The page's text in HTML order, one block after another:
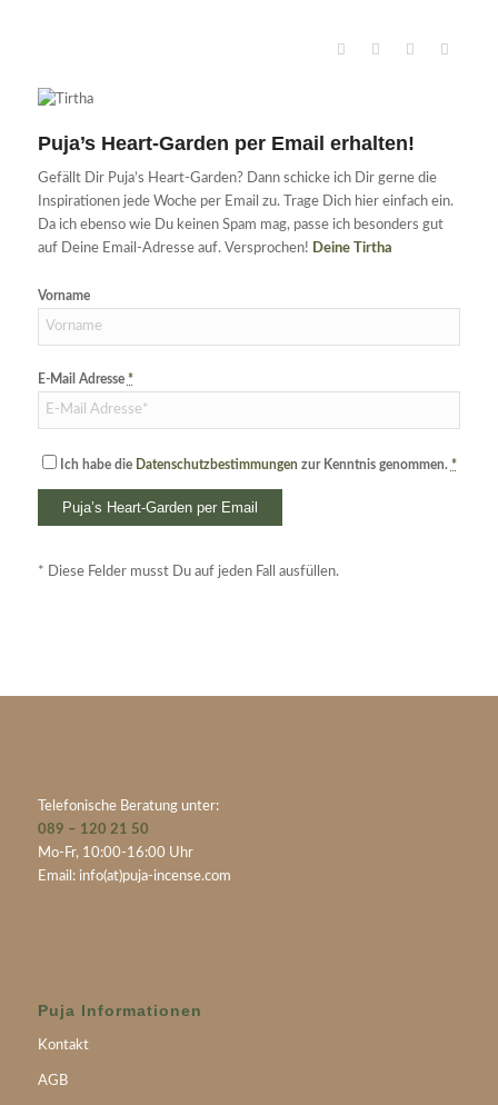
Puja’s Heart-Garden per Email erhalten!
Gefällt Dir Puja’s Heart-Garden? Dann schicke ich Dir gerne die
Inspirationen jede Woche per Email zu. Trage Dich hier einfach ein.
Da ich ebenso wie Du keinen Spam mag, passe ich besonders gut
auf Deine Email-Adresse auf. Versprochen! Deine Tirtha
Vorname
E-Mail Adresse *
Ich habe die Datenschutzbestimmungen zur Kenntnis genommen. *
* Diese Felder musst Du auf jeden Fall ausfüllen.
Telefonische Beratung unter:
089 – 120 21 50
Mo-Fr, 10:00-16:00 Uhr
Email: info(at)puja-incense.com
Puja Informationen
Kontakt
AGB